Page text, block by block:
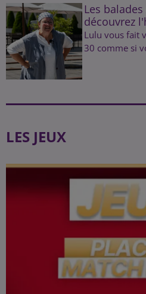
Les
découvrez
Lulu vous fait
30 comme si
LES JEUX